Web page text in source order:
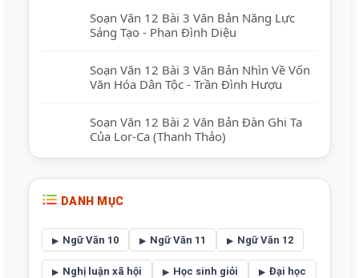
Soạn Văn 12 Bài 3 Văn Bản Năng Lực
Sáng Tạo - Phan Đình Diệu
Soạn Văn 12 Bài 3 Văn Bản Nhìn Về Vốn
Văn Hóa Dân Tộc - Trần Đình Hượu
Soạn Văn 12 Bài 2 Văn Bản Đàn Ghi Ta
Của Lor-Ca (Thanh Thảo)
DANH MỤC
Ngữ Văn 10 Ngữ Văn 11 Ngữ Văn 12
Nghị luận xã hội Học sinh giỏi Đại học